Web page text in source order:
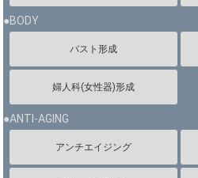
●BODY
バスト形成
婦人科(女性器)形成
●ANTI-AGING
アンチエイジング